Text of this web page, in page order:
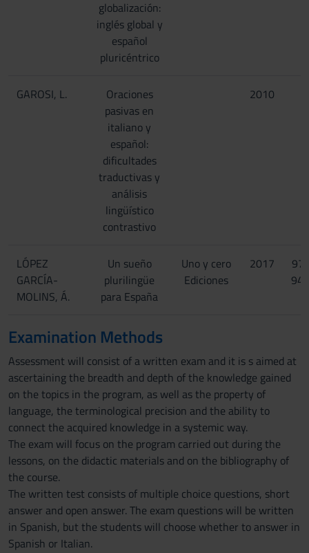
globalización:
inglés global y
español
pluricéntrico
GAROSI, L.
Oraciones
pasivas en
italiano y
español:
dificultades
traductivas y
análisis
lingüístico
contrastivo
2010
LÓPEZ
GARCÍA-
MOLINS, Á.
Un sueño
plurilingüe
para España
Uno y cero
Ediciones
2017
Examination Methods
Assessment will consist of a written exam and it is s aimed at
ascertaining the breadth and depth of the knowledge gained
on the topics in the program, as well as the property of
language, the terminological precision and the ability to
connect the acquired knowledge in a systemic way.
The exam will focus on the program carried out during the
lessons, on the didactic materials and on the bibliography of
the course.
The written test consists of multiple choice questions, short
answer and open answer. The exam questions will be written
in Spanish, but the students will choose whether to answer in
Spanish or Italian.